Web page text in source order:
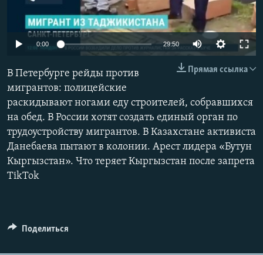
480p
720p
0:00 29:50
480p
720p
1080p
Прямая ссылка
В Петербурге рейды против
мигрантов: полицейские
раскидывают ногами еду строителей, собравшихся
на обед. В России хотят создать единый орган по
трудоустройству мигрантов. В Казахстане активиста
Данебаева пытают в колонии. Арест лидера «Бутун
Кыргызстан». Что теряет Кыргызстан после запрета
TikTok
Поделиться